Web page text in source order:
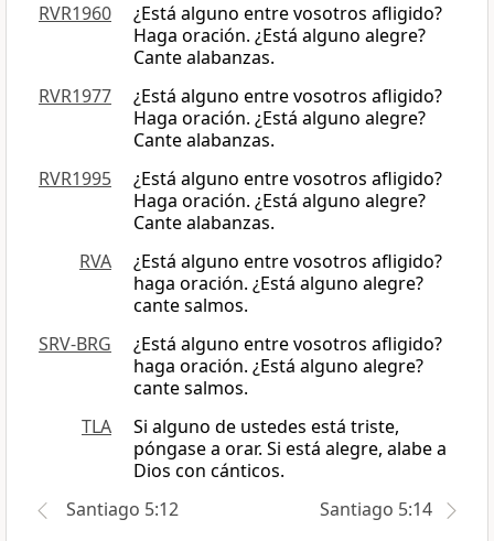
RVR1960
¿Está alguno entre vosotros afligido?
Haga oración. ¿Está alguno alegre?
Cante alabanzas.
RVR1977
¿Está alguno entre vosotros afligido?
Haga oración. ¿Está alguno alegre?
Cante alabanzas.
RVR1995
¿Está alguno entre vosotros afligido?
Haga oración. ¿Está alguno alegre?
Cante alabanzas.
RVA
¿Está alguno entre vosotros afligido?
haga oración. ¿Está alguno alegre?
cante salmos.
SRV-BRG
¿Está alguno entre vosotros afligido?
haga oración. ¿Está alguno alegre?
cante salmos.
TLA
Si alguno de ustedes está triste,
póngase a orar. Si está alegre, alabe a
Dios con cánticos.
Santiago 5:12
Santiago 5:14